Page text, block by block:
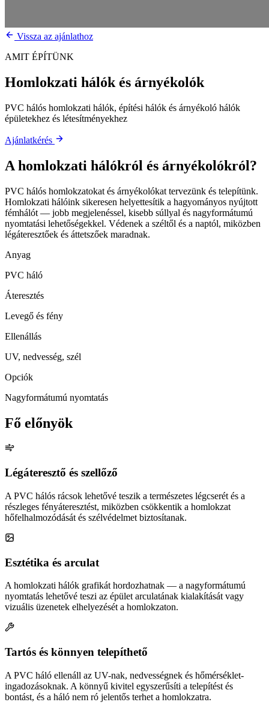
Vissza az ajánlathoz
AMIT ÉPÍTÜNK
Homlokzati hálók és árnyékolók
PVC hálós homlokzati hálók, építési hálók és árnyékoló hálók
épületekhez és létesítményekhez
Ajánlatkérés
A homlokzati hálókról és árnyékolókról?
PVC hálós homlokzatokat és árnyékolókat tervezünk és telepítünk.
Homlokzati hálóink sikeresen helyettesítik a hagyományos nyújtott
fémhálót — jobb megjelenéssel, kisebb súllyal és nagyformátumú
nyomtatási lehetőségekkel. Védenek a széltől és a naptól, miközben
légáteresztőek és áttetszőek maradnak.
Anyag
PVC háló
Áteresztés
Levegő és fény
Ellenállás
UV, nedvesség, szél
Opciók
Nagyformátumú nyomtatás
Fő előnyök
Légáteresztő és szellőző
A PVC hálós rácsok lehetővé teszik a természetes légcserét és a
részleges fényáteresztést, miközben csökkentik a homlokzat
hőfelhalmozódását és szélvédelmet biztosítanak.
Esztétika és arculat
A homlokzati hálók grafikát hordozhatnak — a nagyformátumú
nyomtatás lehetővé teszi az épület arculatának kialakítását vagy
vizuális üzenetek elhelyezését a homlokzaton.
Tartós és könnyen telepíthető
A PVC háló ellenáll az UV-nak, nedvességnek és hőmérséklet-
ingadozásoknak. A könnyű kivitel egyszerűsíti a telepítést és
bontást, és a háló nem ró jelentős terhet a homlokzatra.